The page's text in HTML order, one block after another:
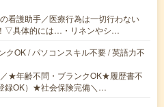
看護助手／医療行為は一切行わない
▽具体的には…・リネンやシ…
クOK / パソコンスキル不要 / 英語力不
★年齢不問・ブランクOK★履歴書不
録OK）★社会保険完備＼…